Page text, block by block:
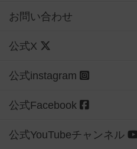
お問い合わせ
公式X
公式instagram
公式Facebook
公式YouTubeチャンネル